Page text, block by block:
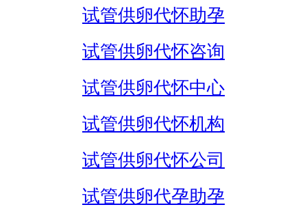
试管供卵代怀助孕
试管供卵代怀咨询
试管供卵代怀中心
试管供卵代怀机构
试管供卵代怀公司
试管供卵代孕助孕